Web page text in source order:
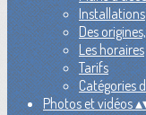
Installations
Des
Les horaires
Tarifs
Catégories
Photos et vidéos▴